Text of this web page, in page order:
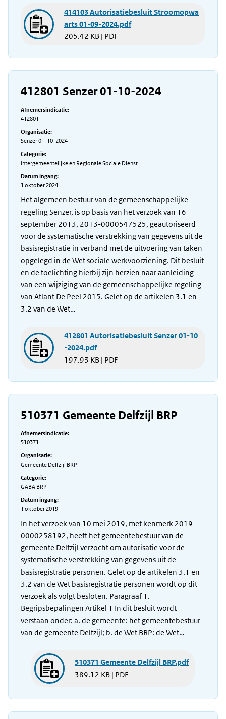
414103 Autorisatiebesluit Stroomopwa
arts 01-09-2024.pdf
205.42 KB | PDF
412801 Senzer 01-10-2024
Afnemersindicatie:
412801
Organisatie:
Senzer 01-10-2024
Categorie:
Intergemeentelijke en Regionale Sociale Dienst
Datum ingang:
1 oktober 2024
Het algemeen bestuur van de gemeenschappelijke
regeling Senzer, is op basis van het verzoek van 16
september 2013, 2013-0000547525, geautoriseerd
voor de systematische verstrekking van gegevens uit de
basisregistratie in verband met de uitvoering van taken
opgelegd in de Wet sociale werkvoorziening. Dit besluit
en de toelichting hierbij zijn herzien naar aanleiding
van een wijziging van de gemeenschappelijke regeling
van Atlant De Peel 2015. Gelet op de artikelen 3.1 en
3.2 van de Wet…
412801 Autorisatiebesluit Senzer 01-10
-2024.pdf
197.93 KB | PDF
510371 Gemeente Delfzijl BRP
Afnemersindicatie:
510371
Organisatie:
Gemeente Delfzijl BRP
Categorie:
GABA BRP
Datum ingang:
1 oktober 2019
In het verzoek van 10 mei 2019, met kenmerk 2019-
0000258192, heeft het gemeentebestuur van de
gemeente Delfzijl verzocht om autorisatie voor de
systematische verstrekking van gegevens uit de
basisregistratie personen. Gelet op de artikelen 3.1 en
3.2 van de Wet basisregistratie personen wordt op dit
verzoek als volgt besloten. Paragraaf 1.
Begripsbepalingen Artikel 1 In dit besluit wordt
verstaan onder: a. de gemeente: het gemeentebestuur
van de gemeente Delfzijl; b. de Wet BRP: de Wet…
510371 Gemeente Delfzijl BRP.pdf
389.12 KB | PDF